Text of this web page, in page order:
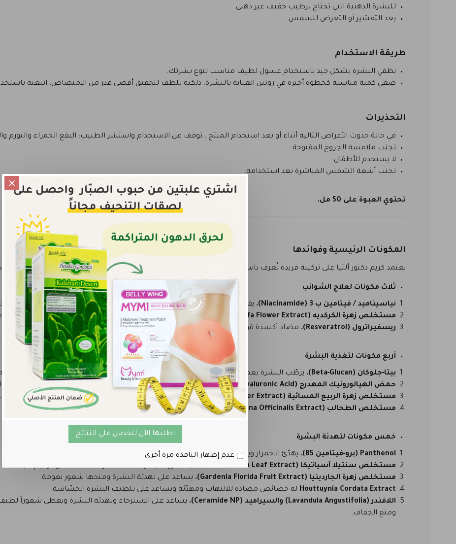
اطلبها الآن لتحصل على النتائج
عدم إظهار النافذة مرة أخرى
للبشرة الدهنية التي تحتاج ترطيب خفيف غير دهني.
بعد التقشير أو التعرض للشمس.
طريقة الاستخدام
نظفي البشرة بشكل جيد باستخدام غسول لطيف مناسب لنوع بشرتك.
ضعي كمية مناسبة كخطوة أخيرة في روتين العناية بالبشرة. دلكيه بلطف لتحقيق أقصى قدر من الامتصاص. اتبعيه
التحذيرات
في حالة حدوث الأعراض التالية أثناء أو بعد استخدام المنتج ، توقف عن الاستخدام واستشر الطبيب: البقع الحمراء والتورم
تجنب ملامسة الجروح المفتوحة.
لا يستخدم للأطفال.
تجنب أشعة الشمس المباشرة بعد استخدامه.
تحتوي العبوة على 50 مل.
المكونات الرئيسية وفوائدها
يعتمد كريم دكتور ألثيا على تركيبة فريدة تُعرف باسم ، والتي تجمع بين مكونات مختارة بعناية لتحقيق أقصى درجات
ثلاث مكونات لعلاج الشوائب
نياسيناميد / فيتامين ب 3 (Niacinamide).
يقلل مظهر العيوب والبقع الداكنة وينظّم إنتاج الزيوت في البشرة، كما يقوّي
مستخلص زهرة الكركديه (Hibiscus Sabdariffa Flower Extract).
يحتوي على مضادات أكسدة طبيعية، يساعد في تجديد
ريسفيراترول (Resveratrol).
مضاد أكسدة قوي يحمي الجلد من الجذور الحرة، يساعد على تقليل آثار الشيخوخة المبكرة.
أربع مكونات لتغذية البشرة
بيتا‑جلوكان (Beta‑Glucan).
يرطّب البشرة بعمق ويحافظ على الرطوبة لفترة أطول ويساعد على دعم مرونة البشرة
حمض الهيالورونيك المهدرج (Hydrolyzed Hyaluronic Acid).
يرطّب الجلد بفعالية باحتباس الماء داخل البشرة مما يجعل
مستخلص زهرة الربيع المسائية (Evening Primrose Flower Extract).
غني بالعناصر المغذية ويعزز الترطيب ويحسّن
مستخلص الطحالب (Corallina Officinalis Extract).
غني بالمعادن التي تغذّي البشرة ويدعم النعومة والحيوية.
خمس مكونات لتهدئة البشرة
Panthenol (برو‑فيتامين B5).
يهدّئ الاحمرار ويخفّف الالتهابات ويرطّب ويدعم تجديد البشرة.
مستخلص سنتيلا آسياتيكا (Centella Asiatica Leaf Extract).
معروف بقدراته المهدّئة والمساعدة على ترميم الجلد
مستخلص زهرة الجاردينيا (Gardenia Florida Fruit Extract).
يساعد على تهدئة البشرة ومنحها شعور نعومة.
Houttuynia Cordata Extract له خصائص مضادة للالتهاب ومهدّئة ويساعد على تلطيف البشرة الحسّاسة.
اللافندر (Lavandula Angustifolia) والسيراميد (Ceramide NP).
يساعد على الاسترخاء وتهدئة البشرة ويعطي شعوراً
ومنع الجفاف.